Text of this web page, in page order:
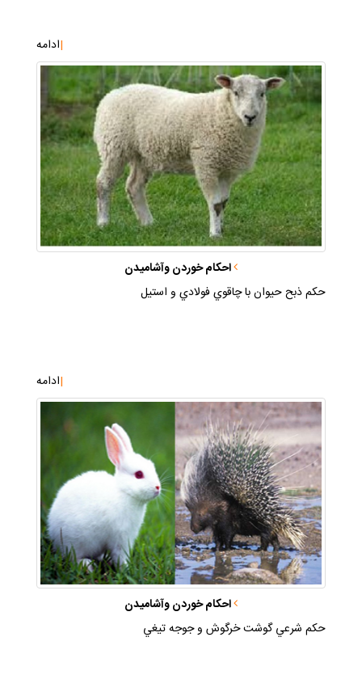
|ادامه
احكام خوردن وآشاميدن
حكم ذبح حيوان با چاقوي فولادي و استيل
|ادامه
احكام خوردن وآشاميدن
حكم شرعي گوشت خرگوش و جوجه تيغي